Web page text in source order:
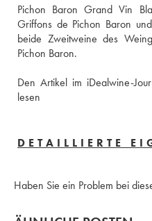
Pichon Baron Grand Vin
Griffons de Pichon Baron
beide Zweitweine des
Pichon Baron.
Den Artikel im iDealwine-
lesen
DETAILLIERTE
Haben Sie ein Problem bei